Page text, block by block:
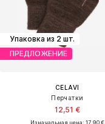
Упаковка из 2 шт.
ПРЕДЛОЖЕНИЕ
CELAVI
Перчатки
12,51 €
Изначальная цена: 17,90 €